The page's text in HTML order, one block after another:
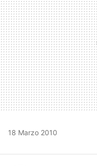
18 Marzo 2010